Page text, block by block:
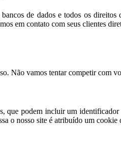
de dados e todos os
em contato com seus clientes
Não vamos tentar competir com
que podem incluir um
o nosso site é atribuído um cookie